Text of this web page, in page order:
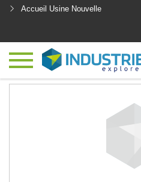
Accueil Usine Nouvelle